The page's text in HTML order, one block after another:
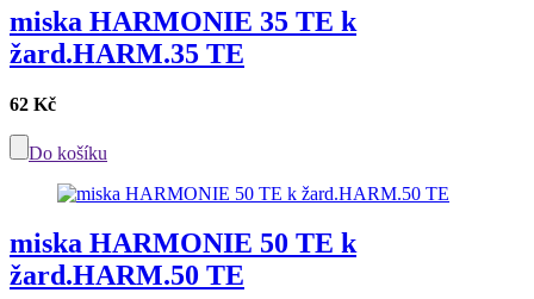
miska HARMONIE 35 TE k
žard.HARM.35 TE
62 Kč
Do košíku
miska HARMONIE 50 TE k
žard.HARM.50 TE